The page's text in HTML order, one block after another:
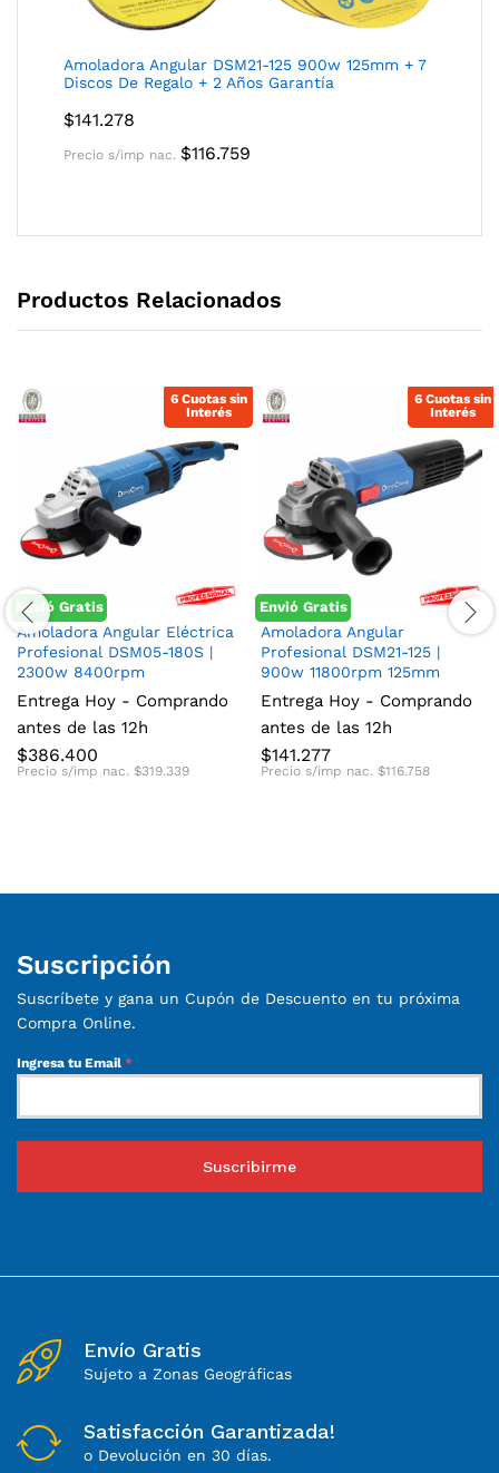
Amoladora Angular DSM21-125 900w 125mm + 7
Discos De Regalo + 2 Años Garantía
$141.278
Precio s/imp nac. $116.759
Productos Relacionados
6 Cuotas sin
Interés
Envió Gratis
Amoladora Angular Eléctrica
Profesional DSM05-180S |
2300w 8400rpm
Entrega Hoy - Comprando
antes de las 12h
$386.400
Precio s/imp nac. $319.339
6 Cuotas sin
Interés
Envió Gratis
Amoladora Angular
Profesional DSM21-125 |
900w 11800rpm 125mm
Entrega Hoy - Comprando
antes de las 12h
$141.277
Precio s/imp nac. $116.758
Suscripción
Suscríbete y gana un Cupón de Descuento en tu próxima
Compra Online.
Ingresa tu Email *
Suscribirme
Envío Gratis
Sujeto a Zonas Geográficas
Satisfacción Garantizada!
o Devolución en 30 días.